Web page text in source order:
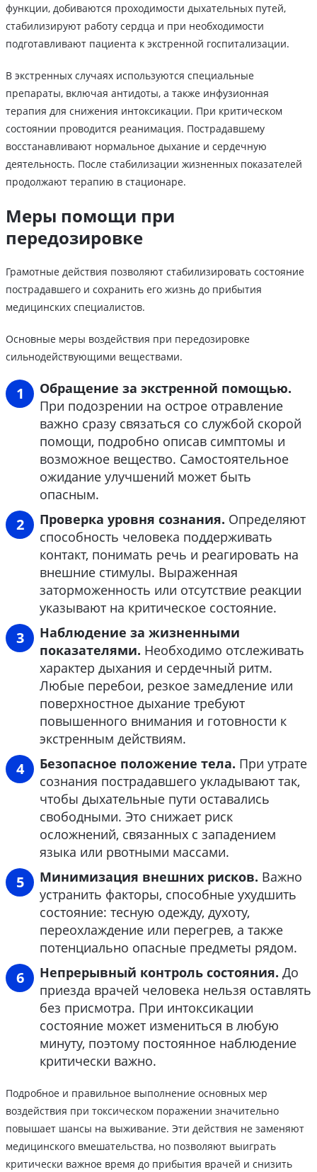
функции, добиваются проходимости дыхательных путей,
стабилизируют работу сердца и при необходимости
подготавливают пациента к экстренной госпитализации.
В экстренных случаях используются специальные
препараты, включая антидоты, а также инфузионная
терапия для снижения интоксикации. При критическом
состоянии проводится реанимация. Пострадавшему
восстанавливают нормальное дыхание и сердечную
деятельность. После стабилизации жизненных показателей
продолжают терапию в стационаре.
Меры помощи при
передозировке
Грамотные действия позволяют стабилизировать состояние
пострадавшего и сохранить его жизнь до прибытия
медицинских специалистов.
Основные меры воздействия при передозировке
сильнодействующими веществами.
Обращение за экстренной помощью.
При подозрении на острое отравление
важно сразу связаться со службой скорой
помощи, подробно описав симптомы и
возможное вещество. Самостоятельное
ожидание улучшений может быть
опасным.
Проверка уровня сознания. Определяют
способность человека поддерживать
контакт, понимать речь и реагировать на
внешние стимулы. Выраженная
заторможенность или отсутствие реакции
указывают на критическое состояние.
Наблюдение за жизненными
показателями. Необходимо отслеживать
характер дыхания и сердечный ритм.
Любые перебои, резкое замедление или
поверхностное дыхание требуют
повышенного внимания и готовности к
экстренным действиям.
Безопасное положение тела. При утрате
сознания пострадавшего укладывают так,
чтобы дыхательные пути оставались
свободными. Это снижает риск
осложнений, связанных с западением
языка или рвотными массами.
Минимизация внешних рисков. Важно
устранить факторы, способные ухудшить
состояние: тесную одежду, духоту,
переохлаждение или перегрев, а также
потенциально опасные предметы рядом.
Непрерывный контроль состояния. До
приезда врачей человека нельзя оставлять
без присмотра. При интоксикации
состояние может измениться в любую
минуту, поэтому постоянное наблюдение
критически важно.
Подробное и правильное выполнение основных мер
воздействия при токсическом поражении значительно
повышает шансы на выживание. Эти действия не заменяют
медицинского вмешательства, но позволяют выиграть
критически важное время до прибытия врачей и снизить